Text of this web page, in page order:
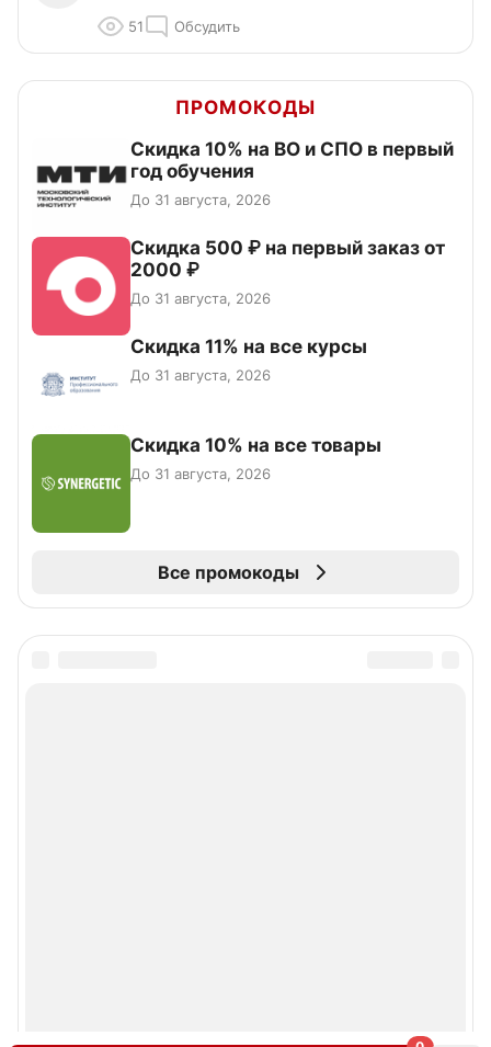
51 Обсудить
ПРОМОКОДЫ
Скидка 10% на ВО и СПО в первый
год обучения
До 31 августа, 2026
Скидка 500 ₽ на первый заказ от
2000 ₽
До 31 августа, 2026
Скидка 11% на все курсы
До 31 августа, 2026
Скидка 10% на все товары
До 31 августа, 2026
Все промокоды